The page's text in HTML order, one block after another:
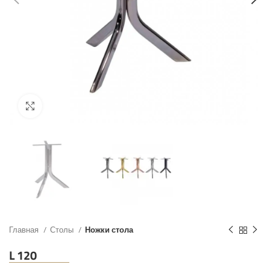
Главная Столы Ножки стола
L 120